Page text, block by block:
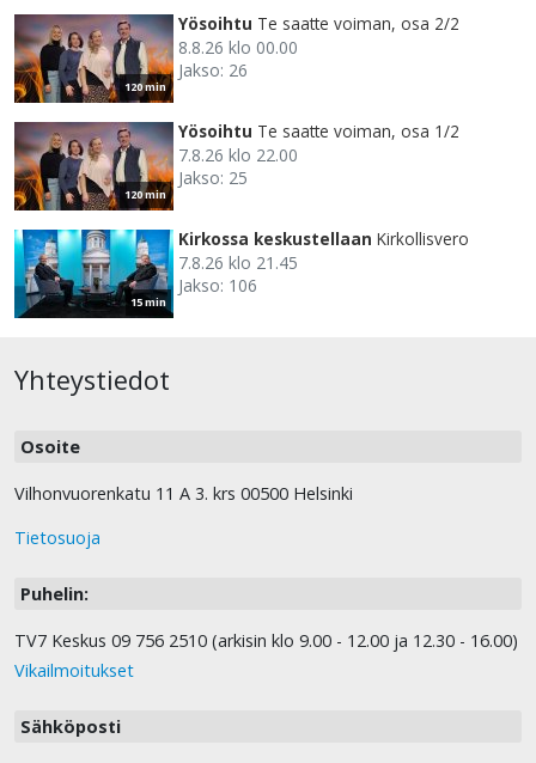
120 min
Yösoihtu Te saatte voiman, osa 2/2
8.8.26 klo 00.00
Jakso: 26
120 min
Yösoihtu Te saatte voiman, osa 1/2
7.8.26 klo 22.00
Jakso: 25
15 min
Kirkossa keskustellaan Kirkollisvero
7.8.26 klo 21.45
Jakso: 106
Yhteystiedot
Osoite
Vilhonvuorenkatu 11 A 3. krs 00500 Helsinki
Tietosuoja
Puhelin:
TV7 Keskus 09 756 2510 (arkisin klo 9.00 - 12.00 ja 12.30 - 16.00)
Vikailmoitukset
Sähköposti